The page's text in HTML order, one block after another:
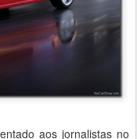
aos jornalistas no